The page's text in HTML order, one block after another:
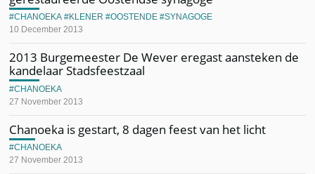
10 December 2013
CHANOEKA KLENER OOSTENDE SYNAGOGE
2013 Burgemeester De Wever eregast aansteken de
kandelaar Stadsfeestzaal
27 November 2013
CHANOEKA
Chanoeka is gestart, 8 dagen feest van het licht
27 November 2013
CHANOEKA